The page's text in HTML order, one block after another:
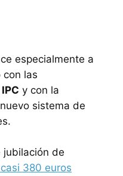
especialmente a
las
y con la
sistema de
jubilación de
380 euros